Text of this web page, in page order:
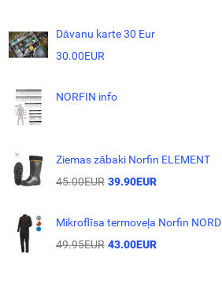
Dāvanu karte 30 Eur
30.00EUR
NORFIN info
Ziemas zābaki Norfin ELEMENT
45.00EUR 39.90EUR
Mikroflīsa termoveļa Norfin NORD
49.95EUR 43.00EUR